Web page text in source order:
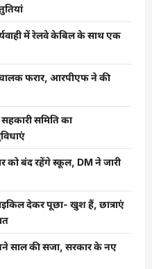
में रेलवे केबिल के साथ एक
फरार, आरपीएफ ने की
समिति का
को बंद रहेंगे स्कूल, DM ने जारी
देकर पूछा- खुश हैं, छात्राएं
साल की सजा, सरकार के नए